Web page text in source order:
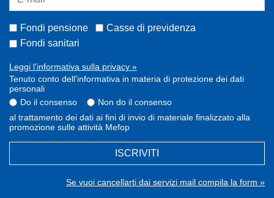
Fondi pensione
Casse di previdenza
Fondi sanitari
Leggi l'informativa sulla privacy »
Tenuto conto dell'informativa in materia di protezione dei dati
personali
Do il consenso
Non do il consenso
al trattamento dei dati ai fini di invio di materiale finalizzato alla
promozione sulle attività Mefop
ISCRIVITI
Se vuoi cancellarti dai servizi mail compila la form »